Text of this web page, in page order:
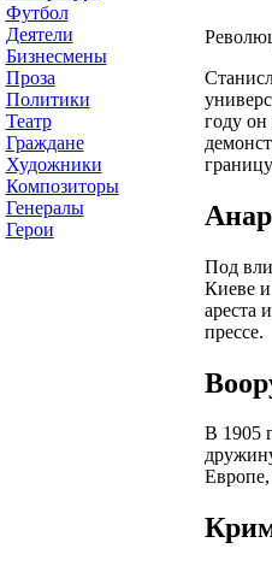
Футбол
Деятели
Бизнесмены
Проза
Политики
Театр
Граждане
Художники
Композиторы
Генералы
Герои
году он
Под
Киеве
ареста
прессе.
В 1905
Европе,